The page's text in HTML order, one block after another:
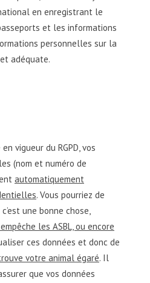
en enregistrant le
et les informations
personnelles sur la
adéquate.
vigueur du RGPD, vos
(nom et numéro de
automatiquement
. Vous pourriez de
une bonne chose,
les ASBL, ou encore
ces données et donc de
votre animal égaré. Il
que vos données